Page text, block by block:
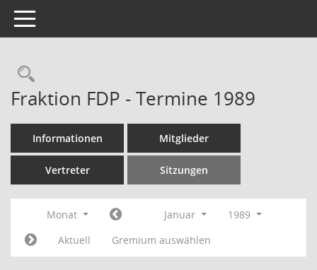
Toggle navigation
Rechercheauswahl
Fraktion FDP - Termine 1989
Informationen Mitglieder
Vertreter Sitzungen
Monat Januar
1989
Aktuell
Gremium auswählen